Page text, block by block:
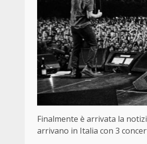
Finalmente è arrivata la
arrivano in Italia con 3